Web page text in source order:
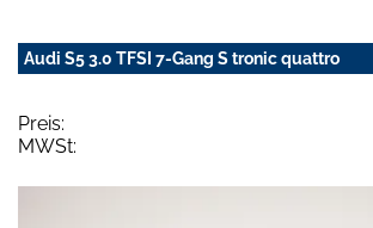
Audi S5 3.0 TFSI 7-Gang S tronic quattro
Preis:
MWSt: